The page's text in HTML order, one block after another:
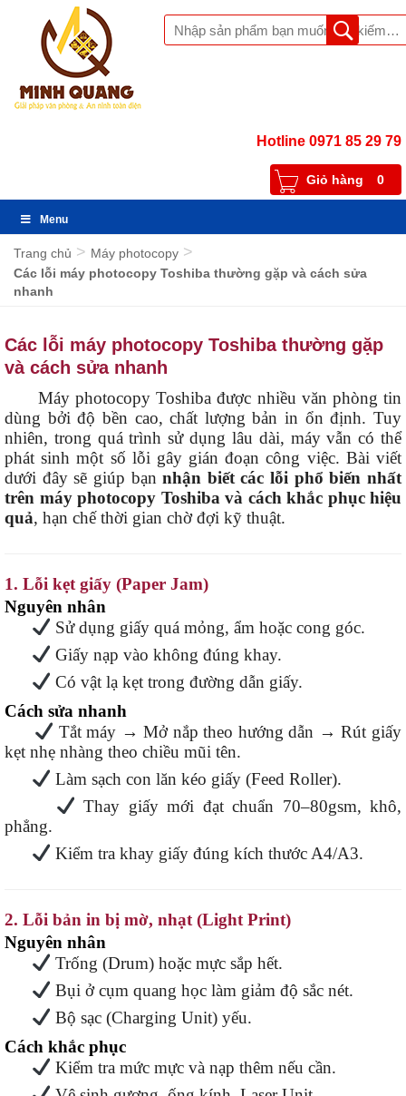
Hotline 0971 85 29 79
Giỏ hàng 0
Menu
Trang chủ > Máy photocopy >
Các lỗi máy photocopy Toshiba thường gặp và cách sửa
nhanh
Các lỗi máy photocopy Toshiba thường gặp
và cách sửa nhanh
Máy photocopy Toshiba được nhiều văn phòng tin
dùng bởi độ bền cao, chất lượng bản in ổn định. Tuy
nhiên, trong quá trình sử dụng lâu dài, máy vẫn có thể
phát sinh một số lỗi gây gián đoạn công việc. Bài viết
dưới đây sẽ giúp bạnnhận biết các lỗi phổ biến nhất
trên máy photocopy Toshiba và cách khắc phục hiệu
quả, hạn chế thời gian chờ đợi kỹ thuật.
1. Lỗi kẹt giấy (Paper Jam)
Nguyên nhân
Sử dụng giấy quá mỏng, ẩm hoặc cong góc.
Giấy nạp vào không đúng khay.
Có vật lạ kẹt trong đường dẫn giấy.
Cách sửa nhanh
Tắt máy → Mở nắp theo hướng dẫn → Rút giấy
kẹt nhẹ nhàng theo chiều mũi tên.
Làm sạch con lăn kéo giấy (Feed Roller).
Thay giấy mới đạt chuẩn 70–80gsm, khô,
phẳng.
Kiểm tra khay giấy đúng kích thước A4/A3.
2. Lỗi bản in bị mờ, nhạt (Light Print)
Nguyên nhân
Trống (Drum) hoặc mực sắp hết.
Bụi ở cụm quang học làm giảm độ sắc nét.
Bộ sạc (Charging Unit) yếu.
Cách khắc phục
Kiểm tra mức mực và nạp thêm nếu cần.